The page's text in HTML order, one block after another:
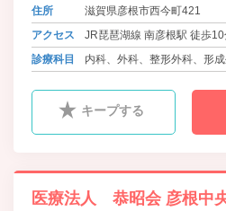
の病
し、
える
働け
住所
滋賀県彦根市西今町421
アクセス
JR琵琶湖線 南彦根駅 徒歩
診療科目
内科、外科、整形外科、形
科、婦人科、リウマチ科、
キープする
医療法人 恭昭会 彦根中